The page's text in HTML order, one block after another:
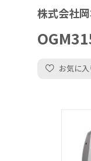
株式会社
お気に